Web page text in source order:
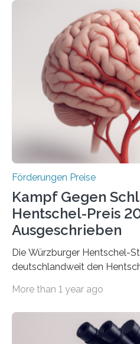
Woche vom
anderem zur Unterstützung
Gemeinschaftsforschung
Innovationsprogramm
Innovationskompetenz
Innovationstag Mittelstand
Berlin überbrachte das
Wirtschaft und Energie eine
Überplanmäßige
Förderungen Preise
Kampf Gegen
Hentschel-Preis
Ausgeschrieben
Die Würzburger Hentschel-
deutschlandweit den
hochrangige
Schlaganfall“ mit Sitz in
Schlaganfallforschung, um
More than 1 year ago